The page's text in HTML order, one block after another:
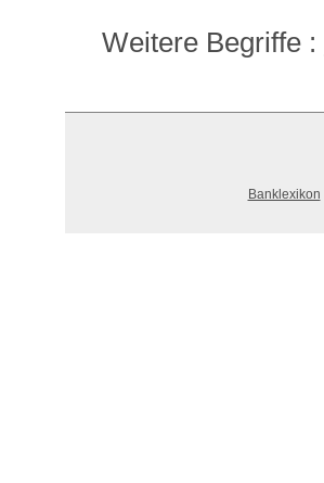
Weitere Begriffe :
Banklexikon